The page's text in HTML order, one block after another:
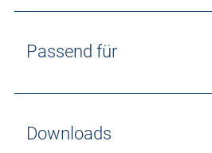
Passend für
Downloads